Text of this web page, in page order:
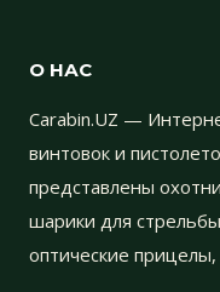
О НАС
Carabin.UZ —
винтовок и
представлены
шарики для
оптические